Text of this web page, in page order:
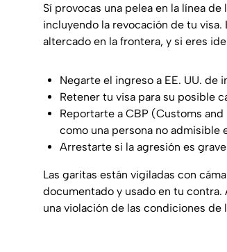
Sí provocas una pelea en la línea
incluyendo la revocación de tu
altercado en la frontera, y si eres
Negarte el ingreso a EE. UU. de
Retener tu visa para su posible
Reportarte a CBP (Customs
como una persona no admisible
Arrestarte si la agresión es
Las garitas están vigiladas con
documentado y usado en tu
una violación de las condiciones de